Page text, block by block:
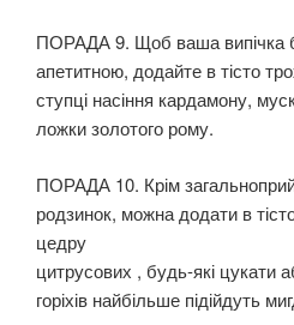
ПОРАДА 9. Щоб ваша випічка
апетитною, додайте в тісто
ступці насіння кардамону,
ложки золотого рому.
ПОРАДА 10. Крім
родзинок, можна додати в
цедру
цитрусових , будь-які цукати
горіхів найбільше підійдуть